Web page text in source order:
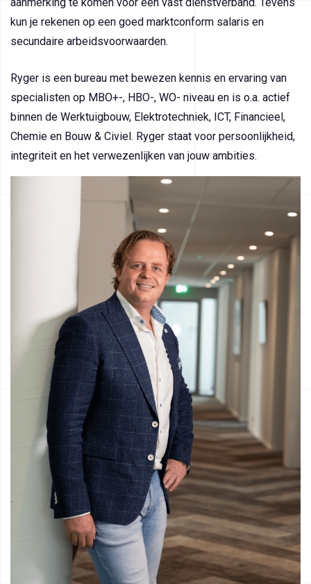
kun je rekenen op een goed marktconform salaris en
secundaire arbeidsvoorwaarden.
Ryger is een bureau met bewezen kennis en ervaring van
specialisten op MBO+-, HBO-, WO- niveau en is o.a. actief
binnen de Werktuigbouw, Elektrotechniek, ICT, Financieel,
Chemie en Bouw & Civiel. Ryger staat voor persoonlijkheid,
integriteit en het verwezenlijken van jouw ambities.